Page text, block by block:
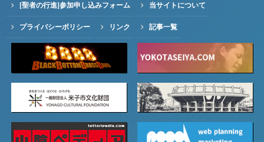
[聖者の行進]参加申し込みフォーム 当サイトについて
プライバシーポリシー リンク 記事一覧